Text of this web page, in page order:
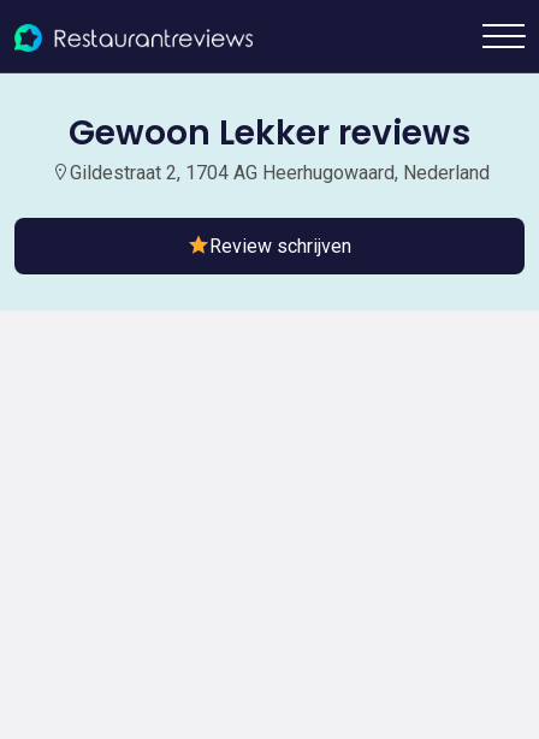
Gewoon Lekker reviews
Gildestraat 2, 1704 AG Heerhugowaard, Nederland
Review schrijven